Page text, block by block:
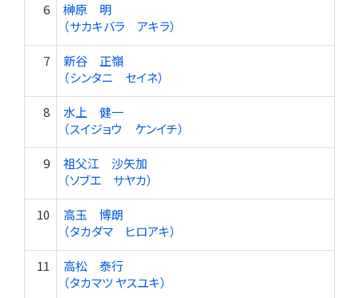
6
榊原 明
（サカキバラ アキラ）
7
新谷 正嶺
（シンタニ セイネ）
8
水上 健一
（スイジョウ ケンイチ）
9
祖父江 沙矢加
（ソブエ サヤカ）
10
高玉 博朗
（タカダマ ヒロアキ）
11
高松 泰行
（タカマツ ヤスユキ）